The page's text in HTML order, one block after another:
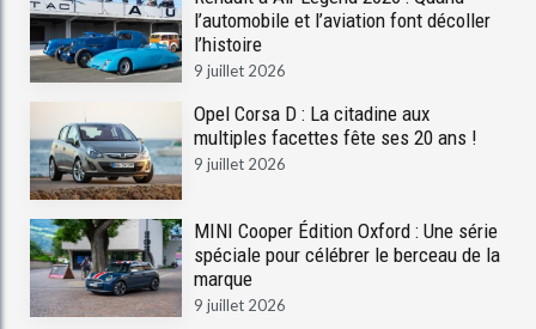
l’automobile et l’aviation font décoller
l’histoire
9 juillet 2026
Opel Corsa D : La citadine aux
multiples facettes fête ses 20 ans !
9 juillet 2026
MINI Cooper Édition Oxford : Une série
spéciale pour célébrer le berceau de la
marque
9 juillet 2026